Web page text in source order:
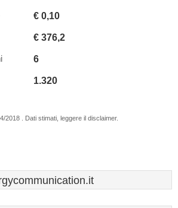
€ 0,10
€ 376,2
6
1.320
2018 . Dati stimati, leggere il disclaimer.